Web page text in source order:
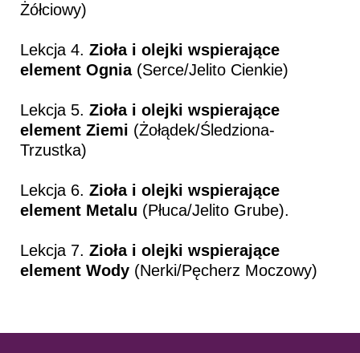
Żółciowy)
Lekcja 4. Zioła i olejki wspierające
element Ognia(Serce/Jelito Cienkie)
Lekcja 5. Zioła i olejki wspierające
element Ziemi (Żołądek/Śledziona-
Trzustka)
Lekcja 6. Zioła i olejki wspierające
element Metalu (Płuca/Jelito Grube).
Lekcja 7. Zioła i olejki wspierające
element Wody (Nerki/Pęcherz Moczowy)